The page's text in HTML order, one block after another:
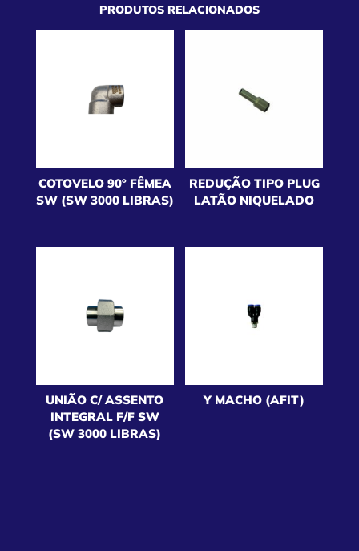
PRODUTOS RELACIONADOS
COTOVELO 90º FÊMEA
SW (SW 3000 LIBRAS)
REDUÇÃO TIPO PLUG
LATÃO NIQUELADO
UNIÃO C/ ASSENTO
INTEGRAL F/F SW
(SW 3000 LIBRAS)
Y MACHO (AFIT)